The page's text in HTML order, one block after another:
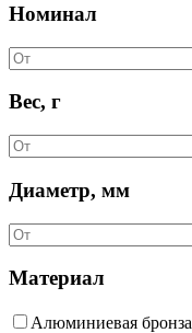
Номинал
Вес, г
Диаметр, мм
Материал
Алюминиевая бронза